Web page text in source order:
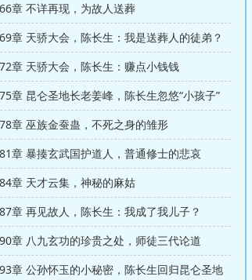
章 不详再现，为故人送葬
章 天骄大会，陈长生：我是送葬人的徒弟？
章 天骄大会，陈长生：赚点小钱钱
章 昆仑圣地长老姜峰，陈长生忽悠“小孩子”
章 巫族金蚕蛊，不死之身的雏形
章 暴揍玄武国护道人，普通修士的悲哀
章 天才云集，神秘的麻姑
章 再见故人，陈长生：我成了我儿子？
章 八九玄功的珍贵之处，师徒三代论道
章 公孙怀玉的小秘密，陈长生回归昆仑圣地